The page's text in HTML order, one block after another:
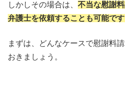
しかしその場合は、 不当な慰謝
弁護士を依頼することも可能です
まずは、どんなケースで慰謝料
おきましょう。